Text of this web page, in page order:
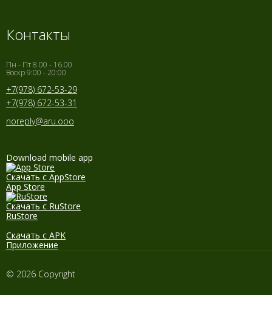
Контакты
Пн - Пт 8.00 - 16.00
Воскр 9:00 - 20:00
+7(978) 672-53-29
+7(978) 672-53-31
noreply@aru.ooo
Download mobile app
Скачать с AppStore
App Store
Скачать с RuStore
RuStore
Скачать с APK
Приложение
© 2026 Copyright